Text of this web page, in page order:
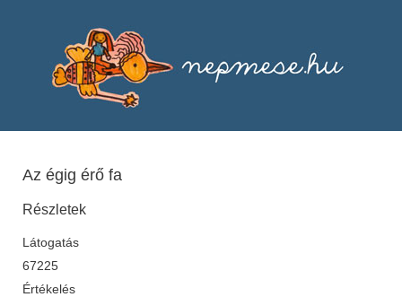
Az égig érő fa
Részletek
Látogatás
67225
Értékelés